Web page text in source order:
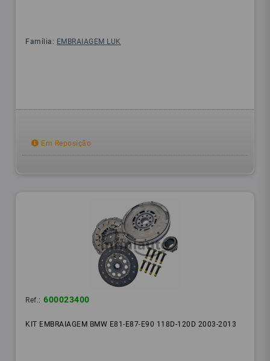
Família: EMBRAIAGEM LUK
Em Reposição
Ref.: 600023400
KIT EMBRAIAGEM BMW E81-E87-E90 118D-120D 2003-2013